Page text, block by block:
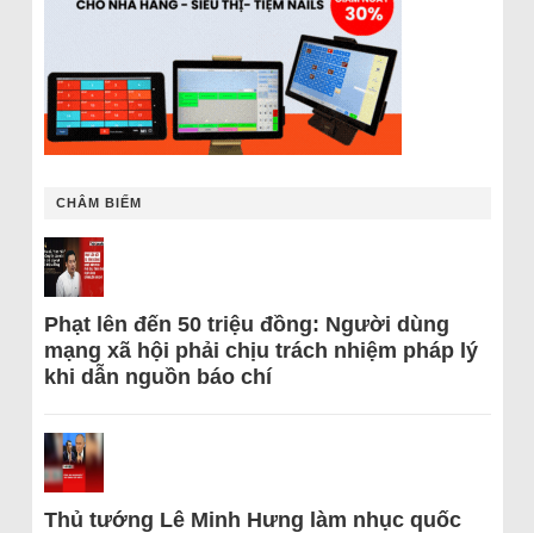
CHÂM BIẾM
Phạt lên đến 50 triệu đồng: Người dùng
mạng xã hội phải chịu trách nhiệm pháp lý
khi dẫn nguồn báo chí
Thủ tướng Lê Minh Hưng làm nhục quốc